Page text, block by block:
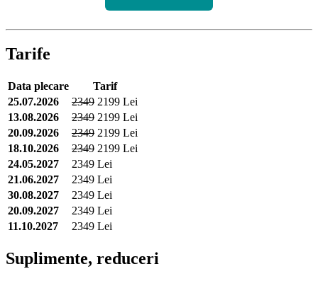
Tarife
Data plecare
Tarif
25.07.2026
2349 2199 Lei
13.08.2026
2349 2199 Lei
20.09.2026
2349 2199 Lei
18.10.2026
2349 2199 Lei
24.05.2027
2349 Lei
21.06.2027
2349 Lei
30.08.2027
2349 Lei
20.09.2027
2349 Lei
11.10.2027
2349 Lei
Suplimente, reduceri